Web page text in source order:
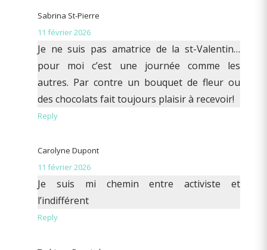
Sabrina St-Pierre
11 février 2026
Je ne suis pas amatrice de la st-Valentin…
pour moi c’est une journée comme les
autres. Par contre un bouquet de fleur ou
des chocolats fait toujours plaisir à recevoir!
Reply
Carolyne Dupont
11 février 2026
Je suis mi chemin entre activiste et
l’indifférent
Reply